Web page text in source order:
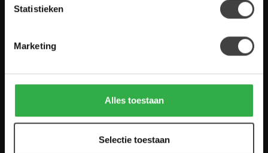
Statistieken
Marketing
Alles toestaan
Selectie toestaan
Houten Meubel Outlet
info@houtenmeubeloutlet.nl